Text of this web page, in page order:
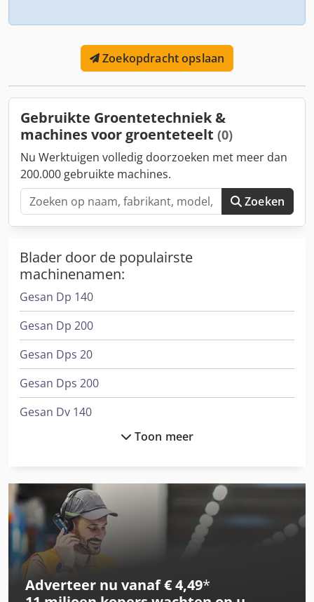
Zoekopdracht opslaan
Gebruikte Groentetechniek &
machines voor groenteteelt (0)
Nu Werktuigen volledig doorzoeken met meer dan
200.000 gebruikte machines.
Zoeken
Blader door de populairste
machinenamen:
Gesan Dp 140
Gesan Dp 200
Gesan Dps 20
Gesan Dps 200
Gesan Dv 140
Gesan Dvs 130
Gesan Dvs 140
Gesan Dvs 150
Gesan Dvs 180
Toon meer
Adverteer nu vanaf € 4,49*